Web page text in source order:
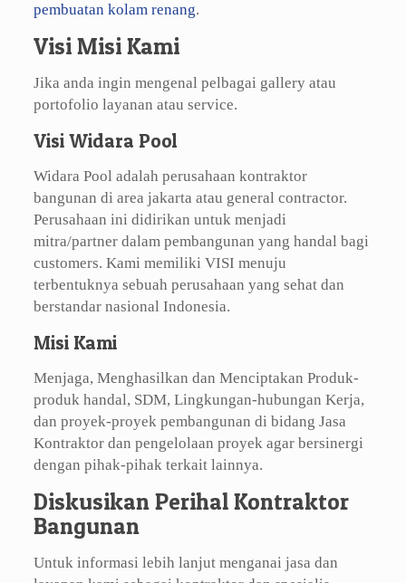
pembuatan kolam renang.
Visi Misi Kami
Jika anda ingin mengenal pelbagai gallery atau
portofolio layanan atau service.
Visi Widara Pool
Widara Pool adalah perusahaan kontraktor
bangunan di area jakarta atau general contractor.
Perusahaan ini didirikan untuk menjadi
mitra/partner dalam pembangunan yang handal bagi
customers. Kami memiliki VISI menuju
terbentuknya sebuah perusahaan yang sehat dan
berstandar nasional Indonesia.
Misi Kami
Menjaga, Menghasilkan dan Menciptakan Produk-
produk handal, SDM, Lingkungan-hubungan Kerja,
dan proyek-proyek pembangunan di bidang Jasa
Kontraktor dan pengelolaan proyek agar bersinergi
dengan pihak-pihak terkait lainnya.
Diskusikan Perihal Kontraktor
Bangunan
Untuk informasi lebih lanjut menganai jasa dan